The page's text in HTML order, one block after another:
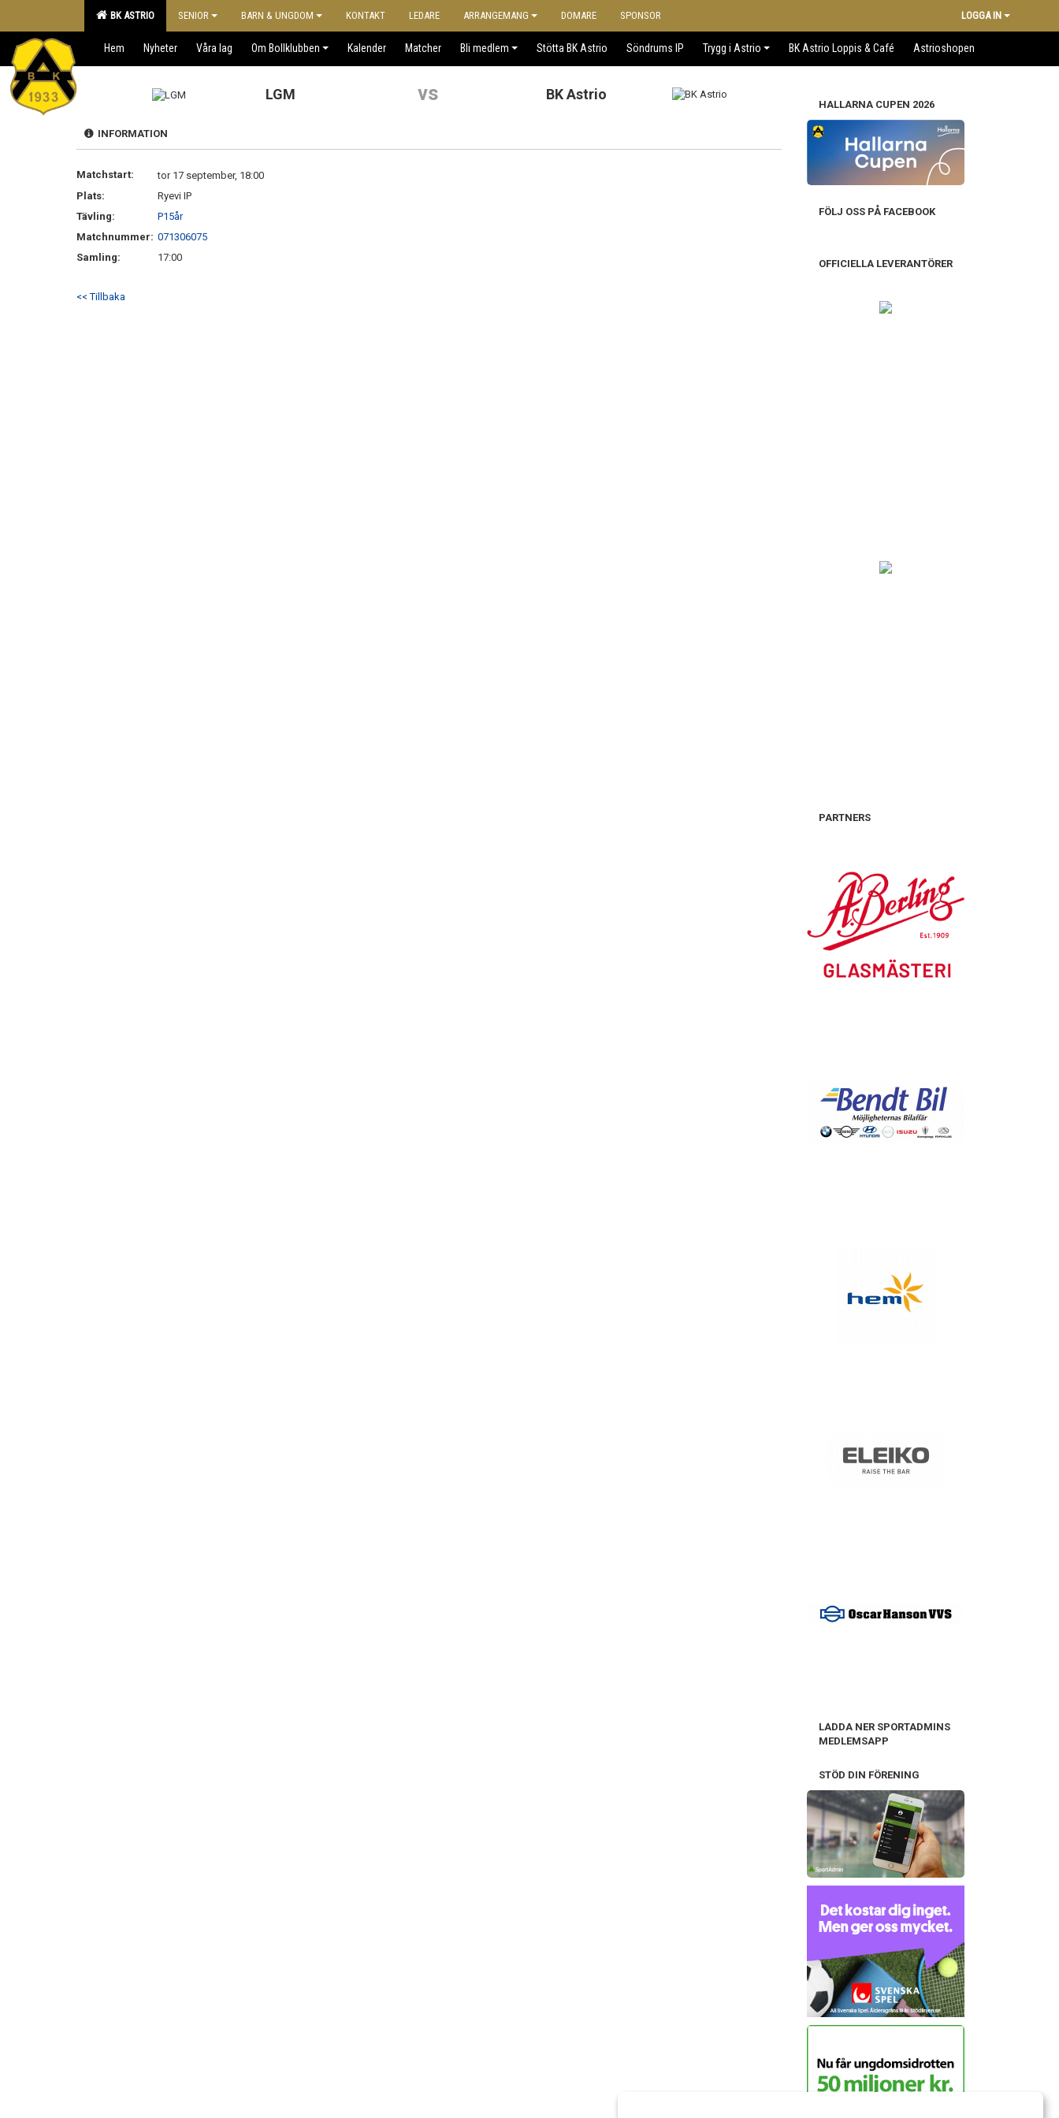
BK ASTRIO SENIOR BARN & UNGDOM KONTAKT LEDARE ARRANGEMANG DOMARE SPONSOR LOGGA IN
Hem Nyheter Våra lag Om Bollklubben Kalender Matcher Bli medlem Stötta BK Astrio Söndrums IP Trygg i Astrio BK Astrio Loppis & Café Astrioshopen
LGM vs BK Astrio
INFORMATION
Matchstart:
tor 17 september, 18:00
Plats:
Ryevi IP
Tävling:
P15år
Matchnummer: 071306075
Samling:
17:00
<< Tillbaka
HALLARNA CUPEN 2026
FÖLJ OSS PÅ FACEBOOK
OFFICIELLA LEVERANTÖRER
PARTNERS
LADDA NER SPORTADMINS
MEDLEMSAPP
STÖD DIN FÖRENING